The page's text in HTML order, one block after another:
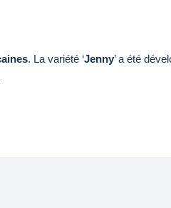
. La variété ‘Jenny’ a été